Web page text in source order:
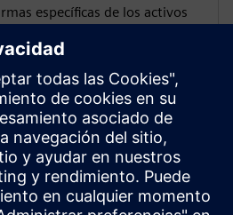
específicas de los activos
con activos
con activos e